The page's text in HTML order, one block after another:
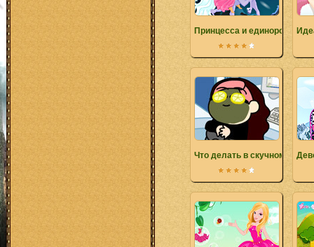
Принцесса и единорог
Что делать в скучном офисе